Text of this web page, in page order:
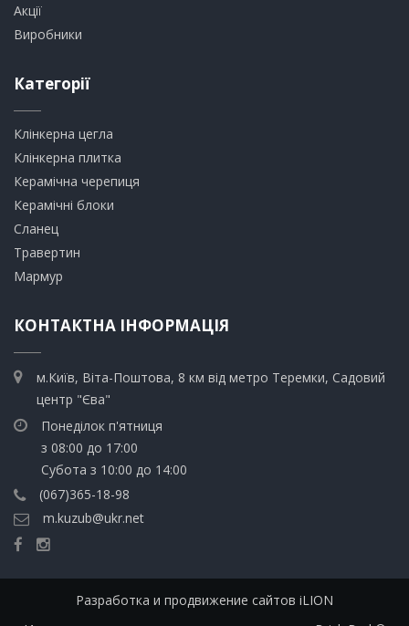
Акції
Виробники
Категорії
Клінкерна цегла
​Клінкерна плитка
​Керамічна черепиця
​Керамічні блоки
​Сланец
Травертин​
​Мармур
КОНТАКТНА ІНФОРМАЦІЯ
м.Київ, Віта-Поштова, 8 км від метро Теремки, Садовий
центр "Єва"
Понеділок п'ятниця
з 08:00 до 17:00
Субота з 10:00 до 14:00
(067)365-18-98
m.kuzub@ukr.net
Разработка и продвижение сайтов iLION